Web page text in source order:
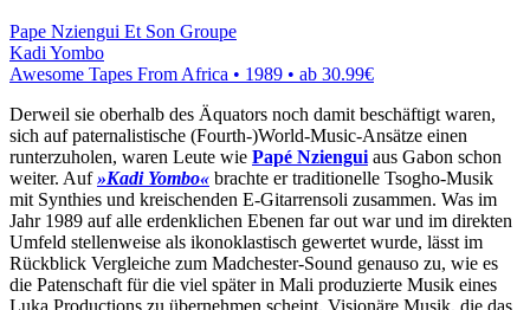
Pape Nziengui Et Son Groupe
Kadi Yombo
Awesome Tapes From Africa • 1989 • ab 30.99€
Derweil sie oberhalb des Äquators noch damit beschäftigt waren,
sich auf paternalistische (Fourth-)World-Music-Ansätze einen
runterzuholen, waren Leute wie Papé Nziengui aus Gabon schon
weiter. Auf»Kadi Yombo« brachte er traditionelle Tsogho-Musik
mit Synthies und kreischenden E-Gitarrensoli zusammen. Was im
Jahr 1989 auf alle erdenklichen Ebenen far out war und im direkten
Umfeld stellenweise als ikonoklastisch gewertet wurde, lässt im
Rückblick Vergleiche zum Madchester-Sound genauso zu, wie es
die Patenschaft für die viel später in Mali produzierte Musik eines
Luka Productions zu übernehmen scheint. Visionäre Musik, die das